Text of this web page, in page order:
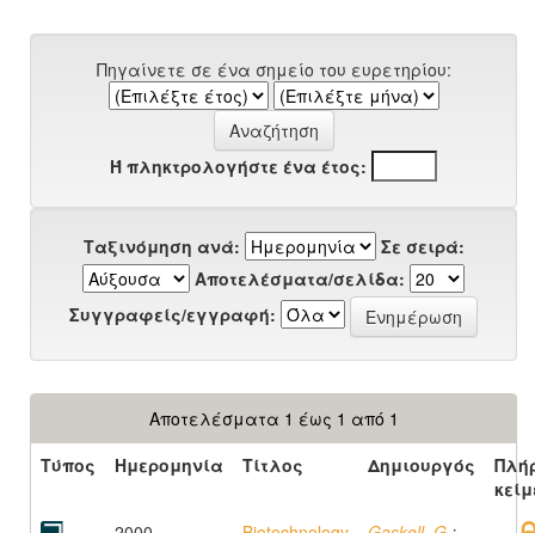
Πηγαίνετε σε ένα σημείο του ευρετηρίου:
Ή πληκτρολογήστε ένα έτος:
Ταξινόμηση ανά:
Σε σειρά:
Αποτελέσματα/σελίδα:
Συγγραφείς/εγγραφή:
Αποτελέσματα 1 έως 1 από 1
Τύπος
Ημερομηνία Τίτλος Δημιουργός